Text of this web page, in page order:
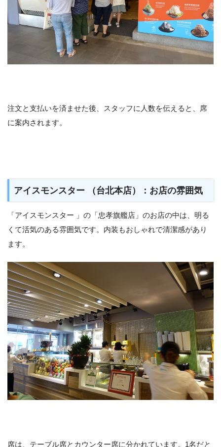
注文と支払いを済ませた後、スタッフに人数を伝えると、席
に案内されます。
アイスモンスター （台北本店）：お店の雰囲気
「アイスモンスター 」の「忠孝旗艦店」のお店の中は、明る
くて活気のある雰囲気です。内装もおしゃれで清潔感があり
ます。
席は、テーブル席とカウンター席に分かれています。1名だと